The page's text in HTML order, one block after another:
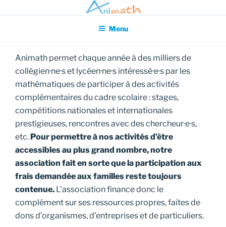
au
principal
Association pour l'Animation en Mathématiques
Menu
Animath permet chaque année à des milliers de
collégien·ne·s et lycéen·ne·s intéressé·e·s par les
mathématiques de participer à des activités
complémentaires du cadre scolaire : stages,
compétitions nationales et internationales
prestigieuses, rencontres avec des chercheur·e·s,
etc. Pour permettre à nos activités d’être
accessibles au plus grand nombre, notre
association fait en sorte que la participation aux
frais demandée aux familles reste toujours
contenue. L’association finance donc le
complément sur ses ressources propres, faites de
dons d’organismes, d’entreprises et de particuliers.